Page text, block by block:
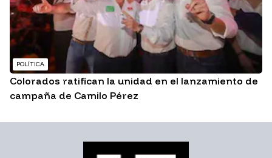
POLÍTICA
Colorados ratifican la unidad en el lanzamiento de
campaña de Camilo Pérez